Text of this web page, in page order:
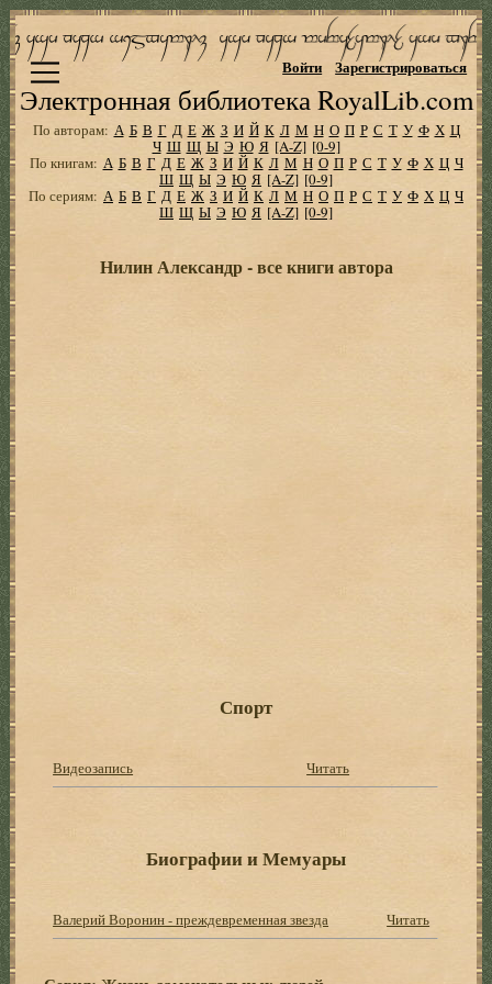
Электронная библиотека RoyalLib.com
Войти Зарегистрироваться
По авторам: А Б В Г Д Е Ж З И Й К Л М Н О П Р С Т У Ф Х Ц
Ч Ш Щ Ы Э Ю Я [A-Z] [0-9]
По книгам: А Б В Г Д Е Ж З И Й К Л М Н О П Р С Т У Ф Х Ц Ч
Ш Щ Ы Э Ю Я [A-Z] [0-9]
По сериям: А Б В Г Д Е Ж З И Й К Л М Н О П Р С Т У Ф Х Ц Ч
Ш Щ Ы Э Ю Я [A-Z] [0-9]
Нилин Александр - все книги автора
Спорт
Видеозапись Читать
Биографии и Мемуары
Валерий Воронин - преждевременная звезда Читать